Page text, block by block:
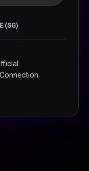
(SG)